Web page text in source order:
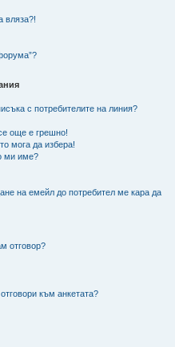
вляза?!
с потребителите на линия?
още е грешно!
мога да избера!
ми име?
на емейл до потребител ме кара да
отговор?
към анкетата?